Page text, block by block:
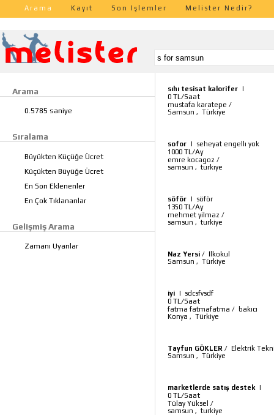
Arama Kayıt Son İşlemler Melister Nedir?
Arama
0.5785 saniye
Sıralama
Büyükten Küçüğe Ücret
Küçükten Büyüğe Ücret
En Son Eklenenler
En Çok Tıklananlar
Gelişmiş Arama
Zamanı Uyanlar
sıhı tesisat kalorifer |
0 TL/Saat
mustafa karatepe /
Samsun , Türkiye
sofor | seheyat engellı yok
1000 TL/Ay
emre kocagoz /
samsun ,turkıye
söför | söför
1350 TL/Ay
mehmet yilmaz /
samsun ,turkiye
Naz Yersi / İlkokul
Samsun , Türkiye
iyi | sdcsfvsdf
0 TL/Saat
fatma fatmafatma /
bakıcı
Konya , Türkiye
Tayfun GÖKLER / Elektrik
Samsun , Türkiye
marketlerde satış destek |
0 TL/Saat
Tülay Yüksel /
samsun ,turkiye